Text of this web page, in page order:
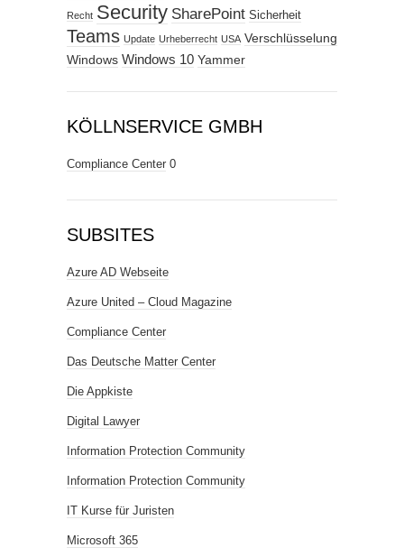
Recht Security SharePoint Sicherheit
Teams Update Urheberrecht USA Verschlüsselung
Windows Windows 10 Yammer
KÖLLNSERVICE GMBH
Compliance Center 0
SUBSITES
Azure AD Webseite
Azure United – Cloud Magazine
Compliance Center
Das Deutsche Matter Center
Die Appkiste
Digital Lawyer
Information Protection Community
Information Protection Community
IT Kurse für Juristen
Microsoft 365